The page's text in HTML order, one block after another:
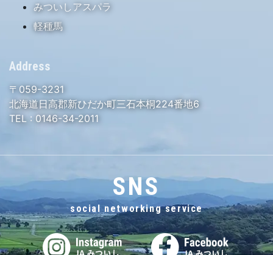
みついしアスパラ
軽種馬
Address
〒059-3231
北海道日高郡新ひだか町三石本桐224番地6
TEL : 0146-34-2011
SNS
social networking service